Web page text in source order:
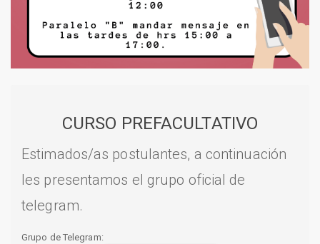
CURSO PREFACULTATIVO
Estimados/as postulantes, a continuación
les presentamos el grupo oficial de
telegram.
Grupo de Telegram: